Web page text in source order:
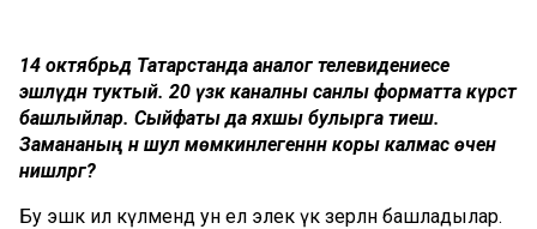
14 октябрьдә Татарстанда аналог телевидениесе
эшләүдән туктый. 20 үзәк каналны санлы форматта күрсәтә
башлыйлар. Сыйфаты да яхшы булырга тиеш.
Замананың әнә шул мөмкинлегеннән коры калмас өчен
нишләргә?
Бу эшкә ил күләмендә ун ел элек үк әзерләнә башладылар.